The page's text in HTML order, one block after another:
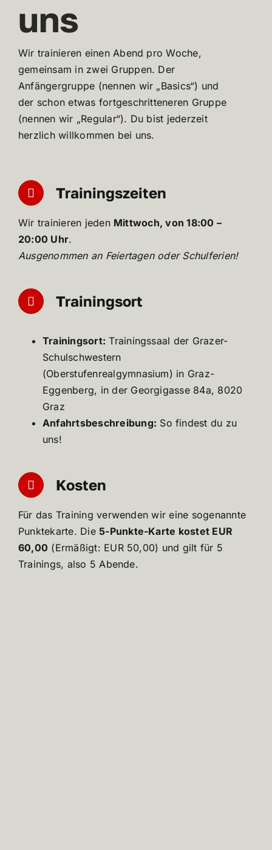
uns
Wir trainieren einen Abend pro Woche,
gemeinsam in zwei Gruppen. Der
Anfängergruppe (nennen wir „Basics“) und
der schon etwas fortgeschritteneren Gruppe
(nennen wir „Regular“). Du bist jederzeit
herzlich willkommen bei uns.
Trainingszeiten
Wir trainieren jeden Mittwoch, von 18:00 –
20:00 Uhr.
Ausgenommen an Feiertagen oder Schulferien!
Trainingsort
Trainingsort: Trainingssaal der Grazer-
Schulschwestern
(Oberstufenrealgymnasium) in Graz-
Eggenberg, in der Georgigasse 84a, 8020
Graz
Anfahrtsbeschreibung: So findest du zu
uns!
Kosten
Für das Training verwenden wir eine sogenannte
Punktekarte. Die5-Punkte-Karte kostet EUR
60,00 (Ermäßigt: EUR 50,00) und gilt für 5
Trainings, also 5 Abende.